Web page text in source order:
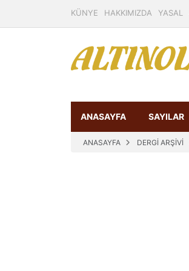
KÜNYE HAKKIMIZDA YASAL
ANASAYFA SAYILAR
ANASAYFA DERGİ ARŞİVİ